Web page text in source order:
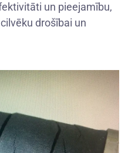
un pieejamību,
drošībai un